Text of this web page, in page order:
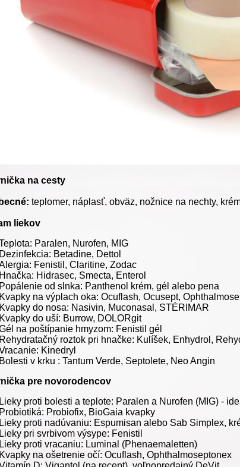
na cesty
teplomer, náplasť, obväz, nožnice na nechty,
liekov
Paralen, Nurofen, MIG
Dezinfekcia: Betadine, Dettol
Fenistil, Claritine, Zodac
Hnačka: Hidrasec, Smecta, Enterol
Popálenie od slnka: Panthenol krém, gél alebo pena
Kvapky na výplach oka: Ocuflash, Ocusept,
Kvapky do nosa: Nasivin, Muconasal, STÉRIMAR
Kvapky do uší: Burrow, DOLORgit
na poštípanie hmyzom: Fenistil gél
Rehydratačný roztok pri hnačke: Kulíšek, Enhydrol,
Kinedryl
Bolesti v krku : Tantum Verde, Septolete, Neo Angin
pre novorodencov
Lieky proti bolesti a teplote: Paralen a Nurofen (MIG) -
Probiotiká: Probiofix, BioGaia kvapky
Lieky proti nadúvaniu: Espumisan alebo Sab Simplex,
Lieky pri svrbivom výsype: Fenistil
Lieky proti vracaniu: Luminal (Phenaemaletten)
Kvapky na ošetrenie očí: Ocuflash, Ophthalmoseptonex